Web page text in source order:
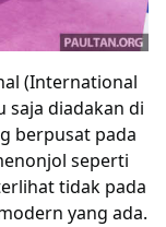
(International
saja diadakan di
berpusat pada
seperti
tidak pada
yang ada.